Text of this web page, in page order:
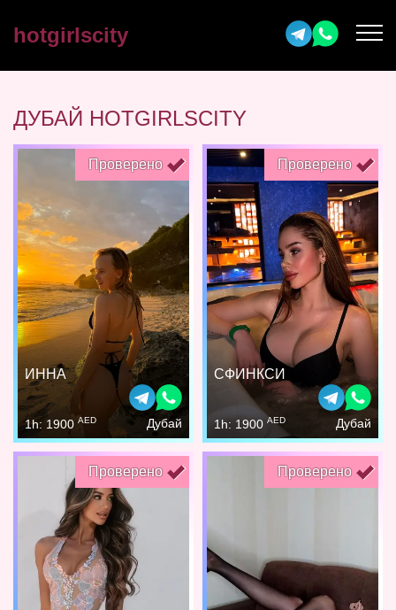
hotgirlscity
ДУБАЙ HOTGIRLSCITY
Проверено
ИННА
1h: 1900 AED Дубай
Проверено
СФИНКСИ
1h: 1900 AED Дубай
Проверено Проверено